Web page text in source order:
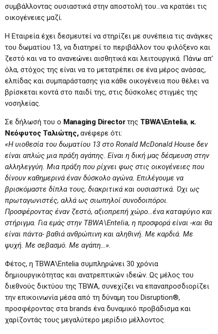
συμβάλλοντας ουσιαστικά στην αποστολή του…να κρατάει τις
οικογένειες μαζί.
Η Εταιρεία έχει δεσμευτεί να στηρίζει με συνέπεια τις ανάγκες
του δωματίου 13, να διατηρεί το περιβάλλον του φιλόξενο και
ζεστό και να το ανανεώνει αισθητικά και λειτουργικά. Πάνω απ’
όλα, στόχος της είναι να το μετατρέπει σε ένα μέρος ανάσας,
ελπίδας και συμπαράστασης για κάθε οικογένεια που θέλει να
βρίσκεται κοντά στο παιδί της, στις δύσκολες στιγμές της
νοσηλείας.
Σε δήλωσή του ο Managing Directorτης TBWA\Entelia, κ.
Νεόφυτος Ταλιώτης,ανέφερε ότι:
«Η υιοθεσία του δωματίου 13 στο Ronald McDonald House δεν
είναι απλώς μια πράξη αγάπης. Είναι η δική μας δέσμευση στην
αλληλεγγύη. Μια πράξη που ρίχνει φως στις οικογένειες που
δίνουν καθημερινά έναν δύσκολο αγώνα. Επιλέγουμε να
βρισκόμαστε δίπλα τους, διακριτικά και ουσιαστικά. Όχι ως
πρωταγωνιστές, αλλά ως σιωπηλοί συνοδοιπόροι.
Προσφέροντας έναν ζεστό, αξιοπρεπή χώρο…ένα καταφύγιο και
στήριγμα. Για εμάς στην TBWA\Entelia, η προσφορά είναι -και θα
είναι πάντα- βαθιά ανθρώπινη και αληθινή. Με καρδιά. Με
ψυχή. Με σεβασμό. Με αγάπη…».
Φέτος, η TBWA\Entelia συμπληρώνει 30 χρόνια
δημιουργικότητας και ανατρεπτικών ιδεών. Ως μέλος του
διεθνούς δικτύου της TBWA, συνεχίζει να επαναπροσδιορίζει
την επικοινωνία μέσα από τη δύναμη του Disruption®,
προσφέροντας στα brands ένα δυναμικό προβάδισμα και
χαρίζοντάς τους μεγαλύτερο μερίδιο μέλλοντος.